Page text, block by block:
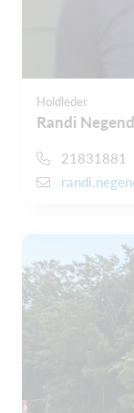
Holdleder
Randi
21831881